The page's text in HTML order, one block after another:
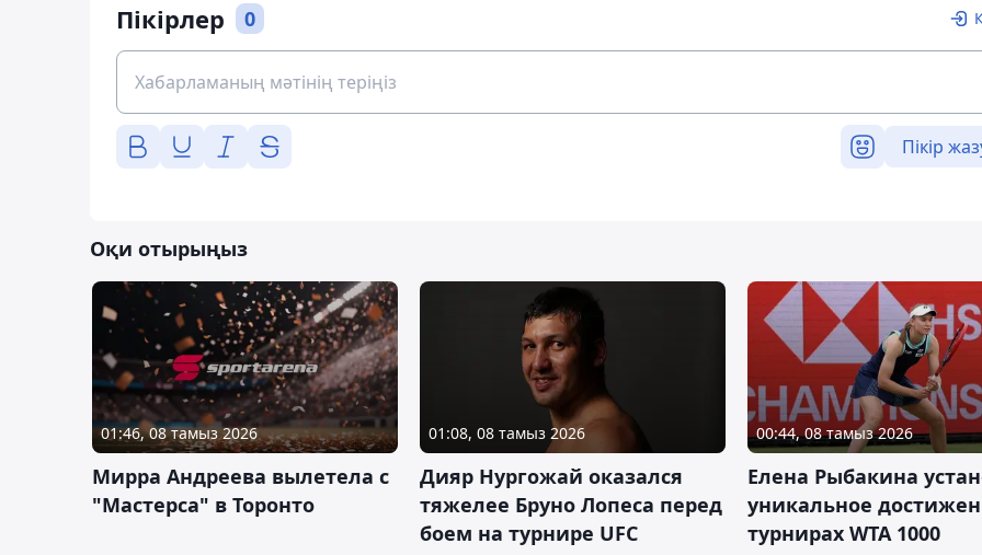
Пікірлер 0
Пікір
Оқи отырыңыз
01:46, 08 тамыз 2026
Мирра Андреева вылетела с
"Мастерса" в Торонто
01:08, 08 тамыз 2026
Дияр Нургожай оказался
тяжелее Бруно Лопеса перед
боем на турнире UFC
00:44, 08 тамыз 2026
Елена Рыбакина
уникальное
турнирах WTA 1000